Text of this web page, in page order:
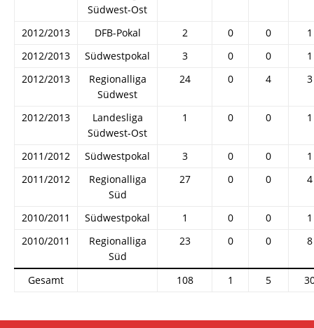
Südwest-Ost
2012/2013 DFB-Pokal 2 0 0
1
2012/2013
Südwestpokal 3 0 0
1
2012/2013
Regionalliga
Südwest
24 0 4 3
2012/2013
Landesliga
Südwest-Ost
1 0 0 1
2011/2012 Südwestpokal 3 0 0
1
2011/2012
Regionalliga
Süd
27 0 0 4
2010/2011 Südwestpokal 1 0 0
1
2010/2011
Regionalliga
Süd
23 0 0 8
Gesamt 108 1 5